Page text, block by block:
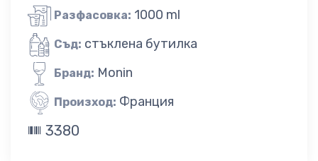
Разфасовка: 1000 ml
Съд: стъклена бутилка
Бранд: Monin
Произход: Франция
3380